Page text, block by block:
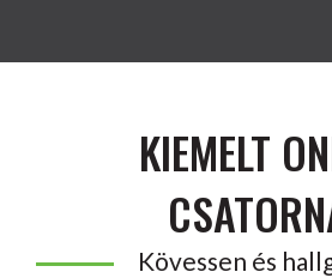
KIEMELT
Kövessen és